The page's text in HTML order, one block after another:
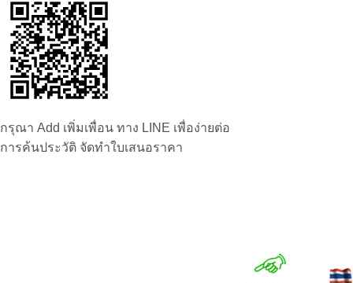
กรุณา Add เพิ่มเพื่อน ทาง LINE เพื่อง่ายต่อ
การค้นประวัติ จัดทำใบเสนอราคา